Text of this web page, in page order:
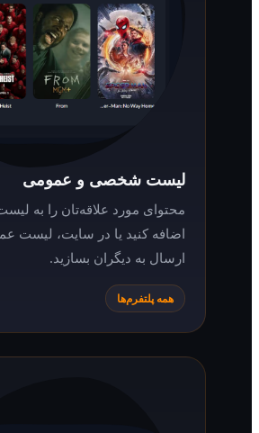
لیست شخصی و عمومی
محتوای مورد علاقه‌تان را به لیست شخصی
اضافه کنید یا در سایت، لیست عمومی برای
ارسال به دیگران بسازید.
همه پلتفرم‌ها